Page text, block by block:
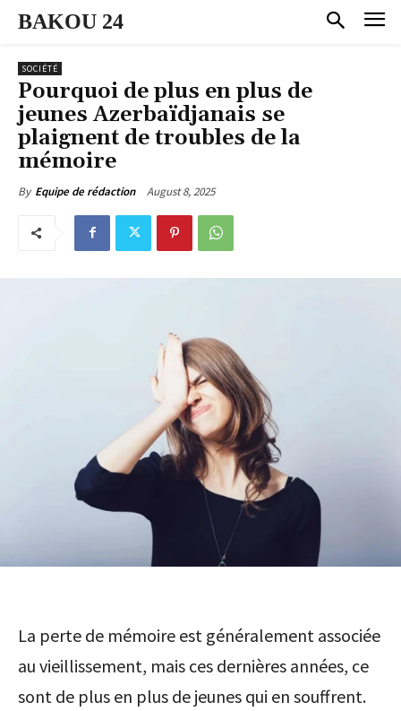
BAKOU 24
SOCIÉTÉ
Pourquoi de plus en plus de
jeunes Azerbaïdjanais se
plaignent de troubles de la
mémoire
By Equipe de rédaction August 8, 2025
La perte de mémoire est généralement associée
au vieillissement, mais ces dernières années, ce
sont de plus en plus de jeunes qui en souffrent.